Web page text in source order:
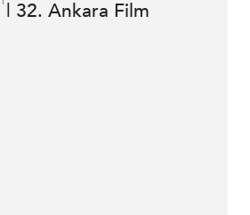
32. Ankara Film